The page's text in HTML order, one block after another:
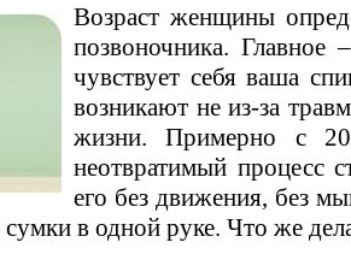
Возраст женщины
позвоночника. Главное
чувствует себя ваша
возникают не из-за
жизни. Примерно с 20
неотвратимый процесс
его без движения, без
в одной руке. Что же